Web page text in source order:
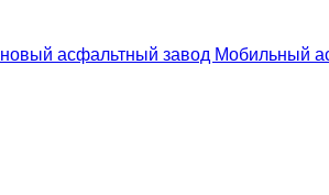
новый асфальтный завод Мобильный